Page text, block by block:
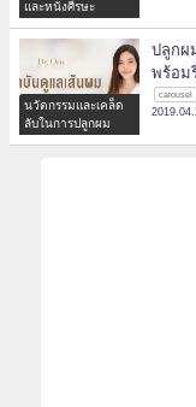
และหนังศีรษะ
นวัตกรรมและเคล็ด
ลับในการปลูกผม
ปลูกผ
พร้อม
carousel